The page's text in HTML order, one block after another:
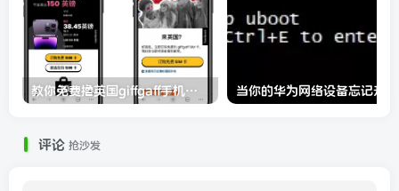
教你免费撸英国giffgaff手机卡GB
评论 抢沙发